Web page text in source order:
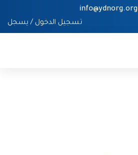
info@ydnorg.org
تسجيل الدخول / يسجل